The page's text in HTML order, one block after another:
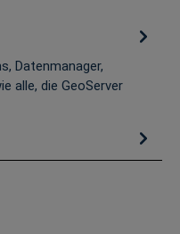
Datenmanager,
alle, die GeoServer